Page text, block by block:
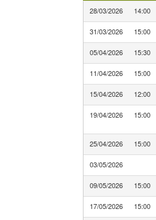
28/03/2026 14:00
31/03/2026 15:00
05/04/2026 15:30
11/04/2026 15:00
15/04/2026 12:00
19/04/2026 15:00
25/04/2026 15:00
03/05/2026
09/05/2026 15:00
17/05/2026 15:00